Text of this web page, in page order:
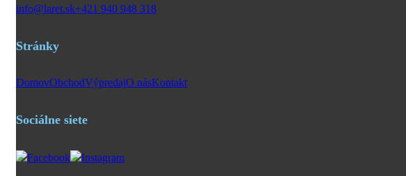
info@laret.sk+421 940 948 318
Stránky
DomovObchodVýpredajO násKontakt
Sociálne siete
Facebook Instagram